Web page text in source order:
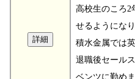
高校生のころ2
せるようになり
積水金属では
退職後セール
ベンツに勤めま